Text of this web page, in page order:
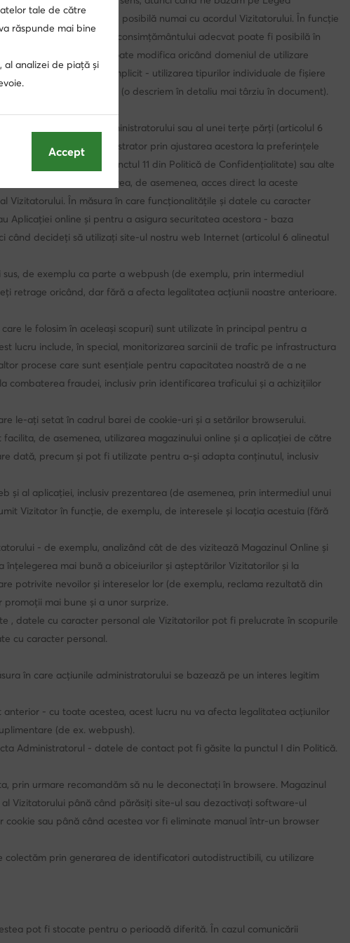
electronice, care este posibilă numai cu acordul Vizitatorului. În funcție
și posibila exprimare a consimțământului adecvat poate fi posibilă în
acest caz, Vizitatorul poate modifica oricând domeniul de utilizare
corect atunci). În mod implicit - utilizarea tipurilor individuale de fișiere
cu modulele cookie (o descriem în detaliu mai târziu în document).
interesul legitim al administratorului sau al unei terțe părți (articolul 6
prezentate de Administrator prin ajustarea acestora la preferințele
părți enumerate la punctul 11 din Politică de Confidențialitate) sau alte
aceste entități pot avea, de asemenea, acces direct la aceste
În măsura în care funcționalitățile și datele cu caracter
Aplicației online și pentru a asigura securitatea acestora - baza
decideți să utilizați site-ul nostru web Internet (articolul 6 alineatul
de exemplu ca parte a webpush (de exemplu, prin intermediul
retrage oricând, dar fără a afecta legalitatea acțiunii noastre anterioare.
le folosim în aceleași scopuri) sunt utilizate în principal pentru a
lucru include, în special, monitorizarea sarcinii de trafic pe infrastructura
procese care sunt esențiale pentru capacitatea noastră de a ne
combaterea fraudei, inclusiv prin identificarea traficului și a achizițiilor
le-ați setat în cadrul barei de cookie-uri și a setărilor browserului.
de asemenea, utilizarea magazinului online și a aplicației de către
dată, precum și pot fi utilizate pentru a-și adapta conținutul, inclusiv
al aplicației, inclusiv prezentarea (de asemenea, prin intermediul unui
Vizitator în funcție, de exemplu, de interesele și locația acestuia (fără
- de exemplu, analizând cât de des vizitează Magazinul Online și
mai bună a obiceiurilor și așteptărilor Vizitatorilor și la
potrivite nevoilor și intereselor lor (de exemplu, reclama rezultată din
mai bune și a unor surprize.
, datele cu caracter personal ale Vizitatorilor pot fi prelucrate în scopurile
cu caracter personal.
în care acțiunile administratorului se bazează pe un interes legitim
- cu toate acestea, acest lucru nu va afecta legalitatea acțiunilor
(de ex. webpush).
Administratorul - datele de contact pot fi găsite la punctul I din Politică.
prin urmare recomandăm să nu le deconectați în browsere. Magazinul
Vizitatorului până când părăsiți site-ul sau dezactivați software-ul
sau până când acestea vor fi eliminate manual într-un browser
colectăm prin generarea de identificatori autodistructibili, cu utilizare
pot fi stocate pentru o perioadă diferită. În cazul comunicării
tale de către
răspunde mai bine
al analizei de piață și
Accept